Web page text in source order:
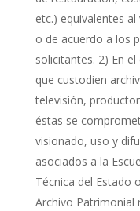
etc.) equivalentes
o de acuerdo a los
solicitantes. 2) En
que custodien
televisión,
éstas se
visionado, uso y
asociados a la
Técnica del Estado
Archivo Patrimonial